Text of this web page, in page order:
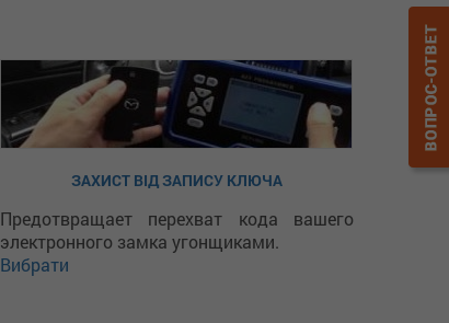
ЗАХИСТ ВІД ЗАПИСУ КЛЮЧА
Предотвращает перехват кода вашего
электронного замка угонщиками.
Вибрати